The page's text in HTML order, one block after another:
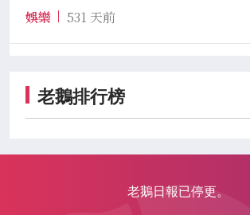
娛樂
531 天前
老鵝排行榜
老鵝日報已停更。